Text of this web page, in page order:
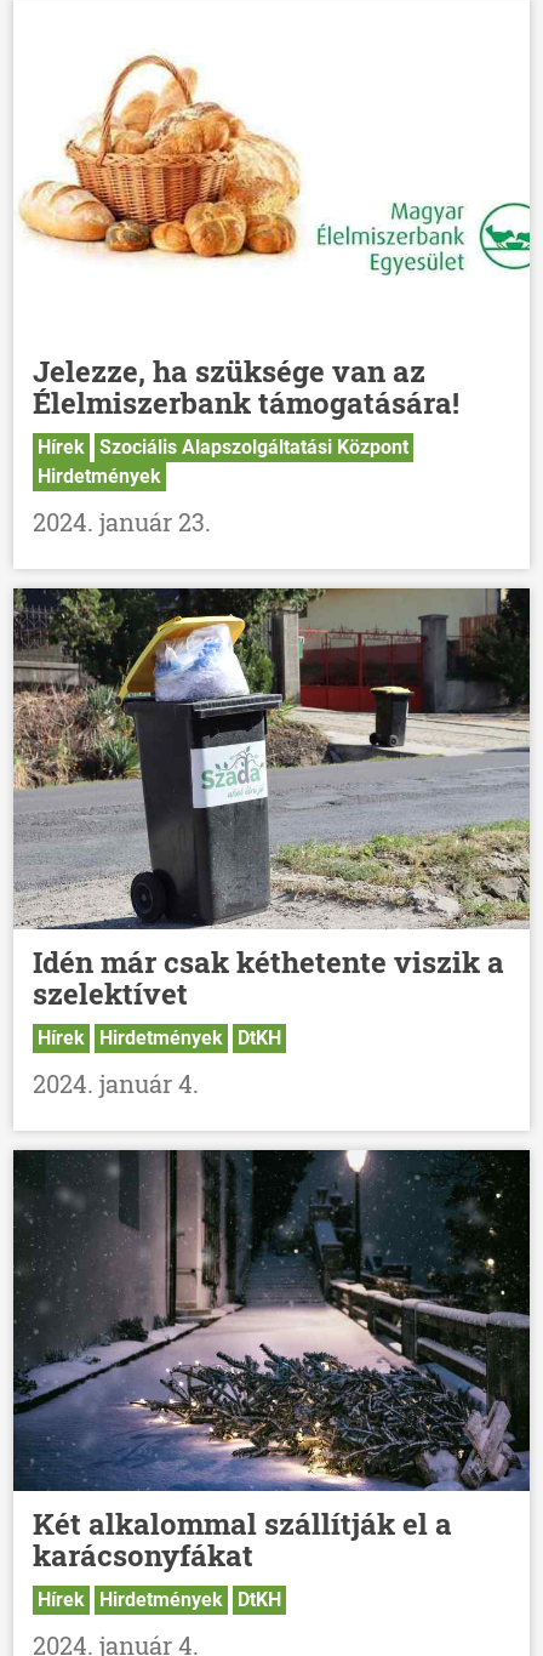
ÖNKORMÁNYZAT
ÜGYINTÉZÉS
Jelezze, ha szüksége van az
Élelmiszerbank támogatására!
Hírek
Szociális Alapszolgáltatási Központ
Hirdetmények
2024. január 23.
Idén már csak kéthetente viszik a
szelektívet
Hírek Hirdetmények DtKH
2024. január 4.
Két alkalommal szállítják el a
karácsonyfákat
Hírek Hirdetmények DtKH
2024. január 4.